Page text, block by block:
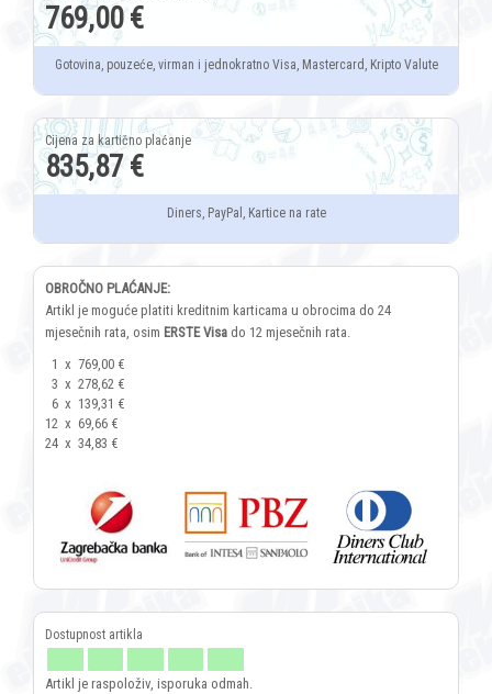
769,00 €
Gotovina, pouzeće, virman i jednokratno Visa, Mastercard, Kripto Valute
835,87 €
Diners, PayPal, Kartice na rate
OBROČNO PLAĆANJE:
Artikl je moguće platiti kreditnim karticama u obrocima do 24
mjesečnih rata, osim ERSTE Visa do 12 mjesečnih rata.
1 x 769,00 €
3 x 278,62 €
6 x 139,31 €
12 x 69,66 €
24 x 34,83 €
Artikl je raspoloživ, isporuka odmah.